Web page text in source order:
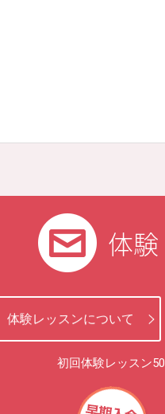
体
体験レッスンについて
初回体験レッスン